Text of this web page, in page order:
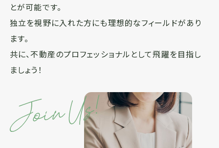
とが可能です。
独立を視野に入れた方にも理想的なフィールドがあり
ます。
共に、不動産のプロフェッショナルとして飛躍を目指し
ましょう！